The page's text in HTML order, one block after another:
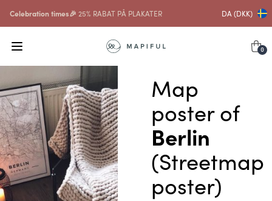
Celebration times🎉 25% RABAT PÅ PLAKATER DA (DKK)
0
Map
poster of
Berlin
(Streetmap
poster)